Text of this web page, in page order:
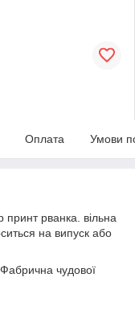
Оплата Умови
принт рванка. вільна
на випуск або
Фабрична чудової